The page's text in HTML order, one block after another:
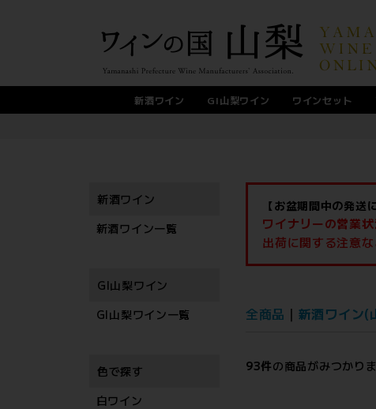
新酒ワイン GI山梨ワイン ワインセット
新酒ワイン
新酒ワイン一覧
GI山梨ワイン
GI山梨ワイン一覧
色で探す
白ワイン
【お盆期間中の発送
ワイナリーの営業
出荷に関する注意
全商品 新酒ワイン(
93件の商品がみつかりま